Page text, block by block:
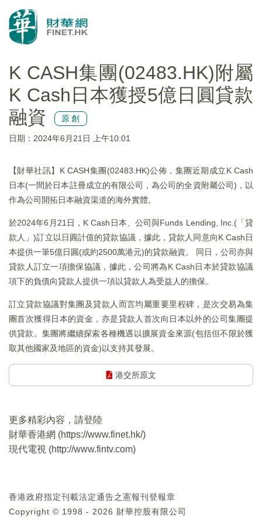
K CASH集團(02483.HK)附屬
K Cash日本獲授5億日圓貸款
融資
原創
日期：2024年6月21日 上午10:01
【財華社訊】K CASH集團(02483.HK)公佈，集團近期成立K Cash
日本(一間於日本註冊成立的有限公司，為公司的全資附屬公司)，以
作為公司開拓日本融資渠道的海外實體。
於2024年6月21日，K Cash日本、公司與Funds Lending, Inc.(「貸
款人」)訂立以日圓計值的貸款協議，據此，貸款人同意向K Cash日
本提供一筆5億日圓(或約2500萬港元)的貸款融資。 同日，公司亦與
貸款人訂立一項擔保協議，據此，公司將為K Cash日本於貸款協議
項下的負債向貸款人提供一項以貸款人為受益人的擔保。
訂立貸款協議對集團及貸款人而言均屬重要里程碑，是次交易為集
團首次獲得日本的資金，亦是貸款人首次向日本以外的公司集團提
供貸款。集團將繼續探索各種機遇以擴展資金來源(包括但不限於獲
取其他國家及地區的資金)以支持其發展。
港交所原文
更多精彩內容，請登陸
財華香港網 (https://www.finet.hk/)
現代電視 (http://www.fintv.com)
香港政府指定刊載法定通告之憲報刊登報章
Copyright © 1998 - 2026 財華控股有限公司